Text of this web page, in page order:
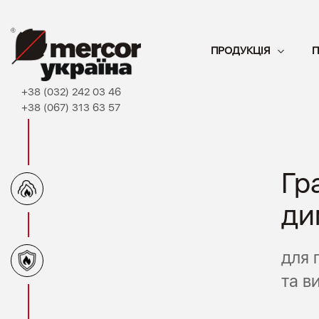
ПРОДУКЦІЯ
+38 (032) 242 03 46
+38 (067) 313 63 57
для
та